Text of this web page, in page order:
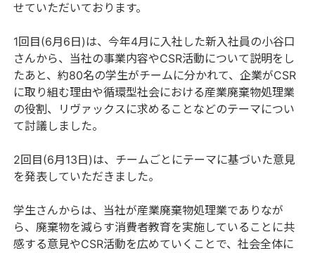
せていただいております。
1回目(6月6日)は、今年4月に入社した新入社員の小谷口
さんから、当社の事業内容やCSR活動について説明をし
たあと、約80名の学生がチームに分かれて、企業がCSR
に取り組む理由や循環型社会における産業廃棄物処理業
の役割、リヴァックスに求めることなどのテーマについ
て討議しました。
2回目(6月13日)は、チームごとにテーマに基づいた意見
を発表していただきました。
学生さんからは、当社が産業廃棄物処理業でありなが
ら、廃棄物を減らす消費者教育を実施していることに共
感する意見やCSR活動を広めていくことで、社会全体に